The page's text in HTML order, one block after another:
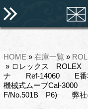
HOME » 在庫一覧 »
» ロレックス
ナ Ref-14060 E
機械式ムーブCal-3000
F/No.501B P6) 弊社